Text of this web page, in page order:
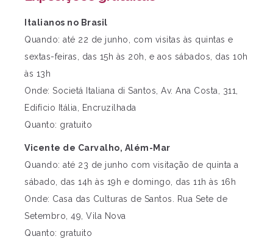
Italianos no Brasil
Quando: até 22 de junho, com visitas às quintas e
sextas-feiras, das 15h às 20h, e aos sábados, das 10h
às 13h
Onde: Societá Italiana di Santos, Av. Ana Costa, 311,
Edifício Itália, Encruzilhada
Quanto: gratuito
Vicente de Carvalho, Além-Mar
Quando: até 23 de junho com visitação de quinta a
sábado, das 14h às 19h e domingo, das 11h às 16h
Onde: Casa das Culturas de Santos. Rua Sete de
Setembro, 49, Vila Nova
Quanto: gratuito